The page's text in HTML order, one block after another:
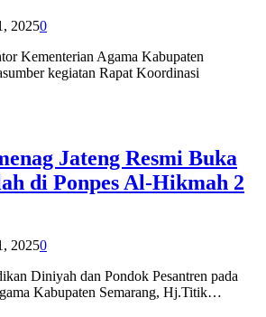
20250
Kementerian Agama Kabupaten
kegiatan Rapat Koordinasi
Jateng Resmi Buka
di Ponpes Al-Hikmah 2
20250
Diniyah dan Pondok Pesantren pada
Kabupaten Semarang, Hj.Titik…